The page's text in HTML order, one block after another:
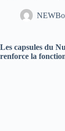
Les capsules du
renforce la